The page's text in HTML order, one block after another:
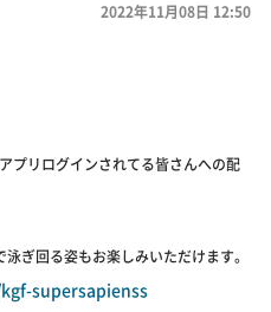
2022年11月08日 12:50
プリログインされてる皆さんへの配
ぎ回る姿もお楽しみいただけます。
supersapienss